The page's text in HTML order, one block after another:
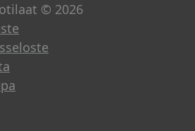
© 2026